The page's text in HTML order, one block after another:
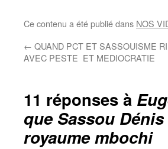
Ce contenu a été publié dans NOS
← QUAND PCT ET SASSOUISME
AVEC PESTE ET MEDIOCRATIE
11 réponses à
que Sassou
royaume mbochi